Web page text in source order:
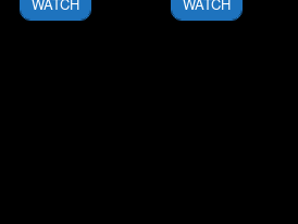
WATCH WATCH